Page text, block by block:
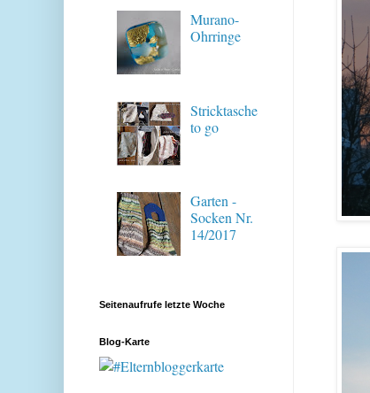
Murano-
Ohrringe
Stricktasche
to go
Garten -
Socken Nr.
14/2017
Seitenaufrufe letzte Woche
Blog-Karte